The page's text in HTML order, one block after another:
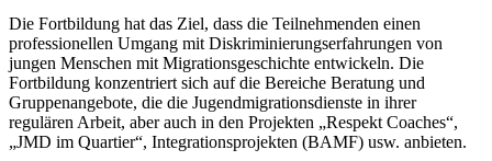
Die Fortbildung hat das Ziel, dass die Teilnehmenden einen
professionellen Umgang mit Diskriminierungserfahrungen von
jungen Menschen mit Migrationsgeschichte entwickeln. Die
Fortbildung konzentriert sich auf die Bereiche Beratung und
Gruppenangebote, die die Jugendmigrationsdienste in ihrer
regulären Arbeit, aber auch in den Projekten „Respekt Coaches“,
„JMD im Quartier“, Integrationsprojekten (BAMF) usw. anbieten.